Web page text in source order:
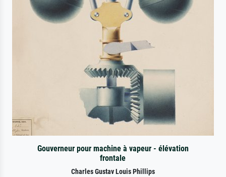
Gouverneur pour machine à vapeur - élévation
frontale
Charles Gustav Louis Phillips